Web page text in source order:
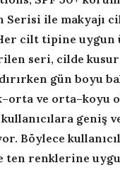
Serisi ile makyajı
cilt tipine uygun
seri, cilde
gün boyu
ve orta–koyu
geniş
Böylece
ten renklerine